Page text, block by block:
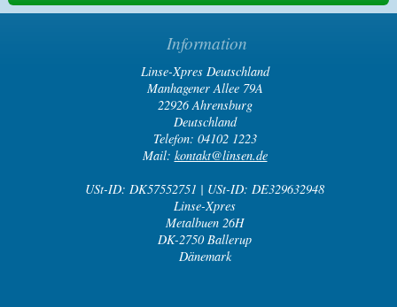
Information
Linse-Xpres Deutschland
Manhagener Allee 79A
22926 Ahrensburg
Deutschland
Telefon: 04102 1223
Mail: kontakt@linsen.de
USt-ID: DK57552751 | USt-ID: DE329632948
Linse-Xpres
Metalbuen 26H
DK-2750 Ballerup
Dänemark